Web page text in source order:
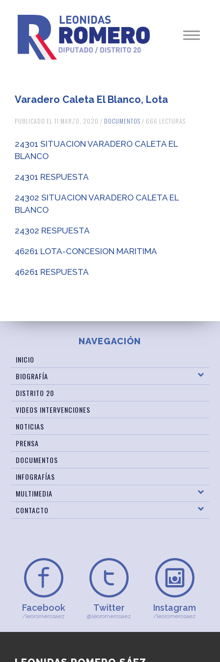
Varadero Caleta El Blanco, Lota
PUBLICADO EL 11 MARZO, 2020 / DOCUMENTOS / 666 LECTURAS
24301 SITUACION VARADERO CALETA EL
BLANCO
24301 RESPUESTA
24302 SITUACION VARADERO CALETA EL
BLANCO
24302 RESPUESTA
46261 LOTA-CONCESION MARITIMA
46261 RESPUESTA
NAVEGACIÓN
INICIO
BIOGRAFÍA
DISTRITO 20
VIDEOS INTERVENCIONES
NOTICIAS
PRENSA
DOCUMENTOS
INFOGRAFÍAS
MULTIMEDIA
CONTACTO
Facebook
/leoromerosaez
Twitter
@leoromerosaez
Instagram
/leoromerosaez